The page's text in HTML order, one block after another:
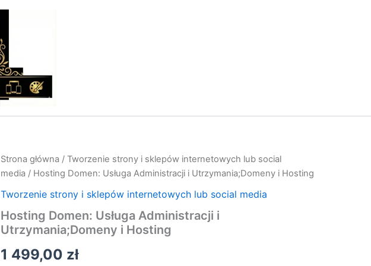
Strona główna / Tworzenie strony i sklepów internetowych lub social
media / Hosting Domen: Usługa Administracji i Utrzymania;Domeny i Hosting
Tworzenie strony i sklepów internetowych lub social media
Hosting Domen: Usługa Administracji i
Utrzymania;Domeny i Hosting
1 499,00 zł
ilość
Hosting
Domen:
Usługa
Utrzymania;Domeny
Hosting